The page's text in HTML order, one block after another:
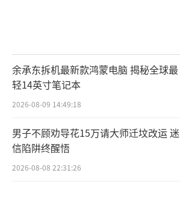
余承东拆机最新款鸿蒙电脑 揭秘全球最
轻14英寸笔记本
2026-08-09 14:49:18
男子不顾劝导花15万请大师迁坟改运 迷
信陷阱终醒悟
2026-08-08 22:31:26